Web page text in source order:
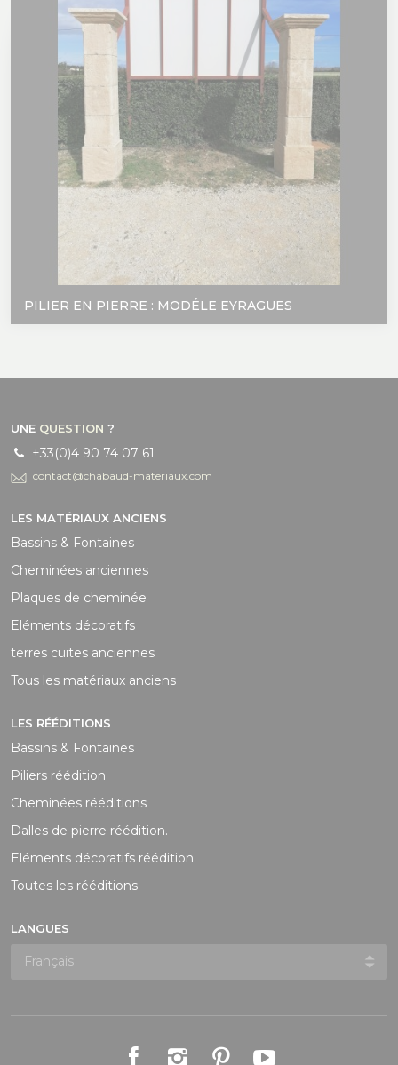
PILIER EN PIERRE : MODÉLE EYRAGUES
UNE QUESTION ?
+33(0)4 90 74 07 61
contact@chabaud-materiaux.com
LES MATÉRIAUX ANCIENS
Bassins & Fontaines
Cheminées anciennes
Plaques de cheminée
Eléments décoratifs
terres cuites anciennes
Tous les matériaux anciens
LES RÉÉDITIONS
Bassins & Fontaines
Piliers réédition
Cheminées rééditions
Dalles de pierre réédition.
Eléments décoratifs réédition
Toutes les rééditions
LANGUES